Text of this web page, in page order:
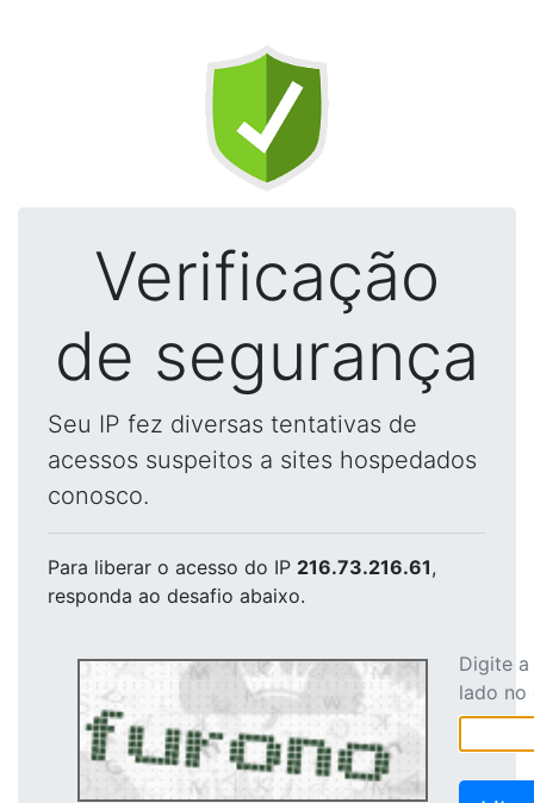
Verificação
de segurança
Seu IP fez diversas tentativas de
acessos suspeitos a sites hospedados
conosco.
Para liberar o acesso do IP 216.73.216.61,
responda ao desafio abaixo.
Digite
lado no